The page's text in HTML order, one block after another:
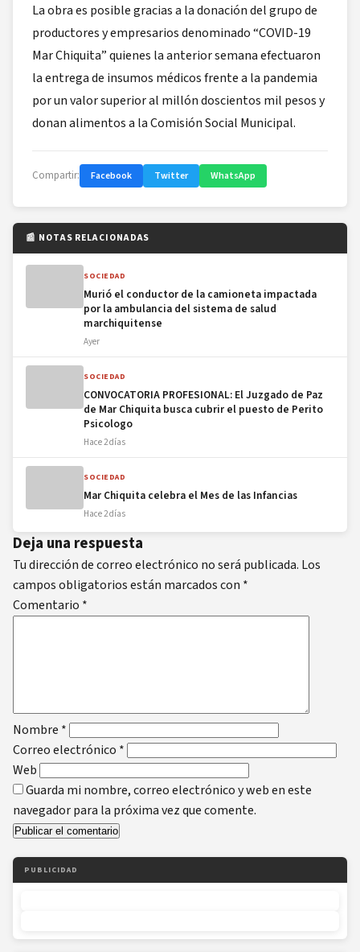
La obra es posible gracias a la donación del grupo de
productores y empresarios denominado “COVID-19
Mar Chiquita” quienes la anterior semana efectuaron
la entrega de insumos médicos frente a la pandemia
por un valor superior al millón doscientos mil pesos y
donan alimentos a la Comisión Social Municipal.
Compartir: Facebook Twitter WhatsApp
📰 NOTAS RELACIONADAS
SOCIEDAD
Murió el conductor de la camioneta impactada
por la ambulancia del sistema de salud
marchiquitense
Ayer
SOCIEDAD
CONVOCATORIA PROFESIONAL: El Juzgado de Paz
de Mar Chiquita busca cubrir el puesto de Perito
Psicologo
Hace 2 días
SOCIEDAD
Mar Chiquita celebra el Mes de las Infancias
Hace 2 días
Deja una respuesta
Tu dirección de correo electrónico no será publicada. Los
campos obligatorios están marcados con *
Comentario *
Nombre *
Correo electrónico *
Web
Guarda mi nombre, correo electrónico y web en este
navegador para la próxima vez que comente.
PUBLICIDAD